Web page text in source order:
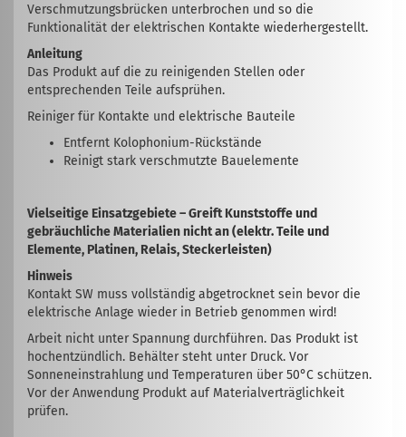
Verschmutzungsbrücken unterbrochen und so die
Funktionalität der elektrischen Kontakte wiederhergestellt.
Anleitung
Das Produkt auf die zu reinigenden Stellen oder
entsprechenden Teile aufsprühen.
Reiniger für Kontakte und elektrische Bauteile
Entfernt Kolophonium-Rückstände
Reinigt stark verschmutzte Bauelemente
Vielseitige Einsatzgebiete – Greift Kunststoffe und
gebräuchliche Materialien nicht an (elektr. Teile und
Elemente, Platinen, Relais, Steckerleisten)
Hinweis
Kontakt SW muss vollständig abgetrocknet sein bevor die
elektrische Anlage wieder in Betrieb genommen wird!
Arbeit nicht unter Spannung durchführen. Das Produkt ist
hochentzündlich. Behälter steht unter Druck. Vor
Sonneneinstrahlung und Temperaturen über 50°C schützen.
Vor der Anwendung Produkt auf Materialverträglichkeit
prüfen.